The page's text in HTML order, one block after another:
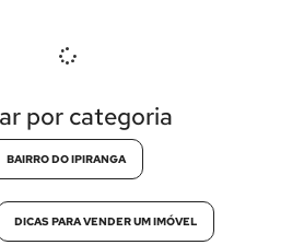
por categoria
BAIRRO DO IPIRANGA
DICAS PARA VENDER UM IMÓVEL